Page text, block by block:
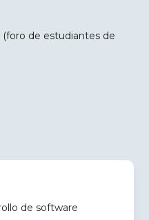
(foro de estudiantes de
de software